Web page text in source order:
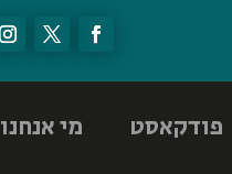
פודקאסט מי אנחנו